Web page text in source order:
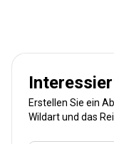
Erstellen Sie ein
Wildart und das